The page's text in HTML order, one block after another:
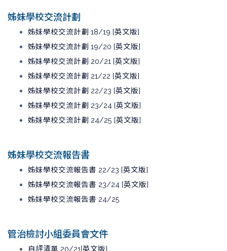
姊妹學校交流計劃
姊妹學校交流計劃 18/19 [英文版]
姊妹學校交流計劃 19/20 [英文版]
姊妹學校交流計劃 20/21 [英文版]
姊妹學校交流計劃 21/22 [英文版]
姊妹學校交流計劃 22/23 [英文版]
姊妹學校交流計劃 23/24 [英文版]
姊妹學校交流計劃 24/25 [英文版]
姊妹學校交流報告書
姊妹學校交流報告書 22/23 [英文版]
姊妹學校交流報告書 23/24 [英文版]
姊妹學校交流報告書 24/25
管治檢討小組委員會文件
自評清單 20/21[英文版]